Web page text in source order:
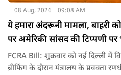
08 Aug, 2026 09:08 AM
ये हमारा अंदरूनी मामला, बाहरी
पर अमेरिकी सांसद की टिप्पणी पर
FCRA Bill: शुक्रवार को नई दिल्ली में
ब्रीफिंग के दौरान मंत्रालय के प्रवक्ता